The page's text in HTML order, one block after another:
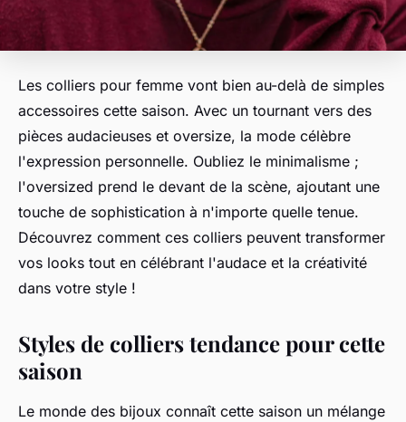
Les colliers pour femme vont bien au-delà de simples
accessoires cette saison. Avec un tournant vers des
pièces audacieuses et oversize, la mode célèbre
l'expression personnelle. Oubliez le minimalisme ;
l'oversized prend le devant de la scène, ajoutant une
touche de sophistication à n'importe quelle tenue.
Découvrez comment ces colliers peuvent transformer
vos looks tout en célébrant l'audace et la créativité
dans votre style !
Styles de colliers tendance pour cette
saison
Le monde des bijoux connaît cette saison un mélange